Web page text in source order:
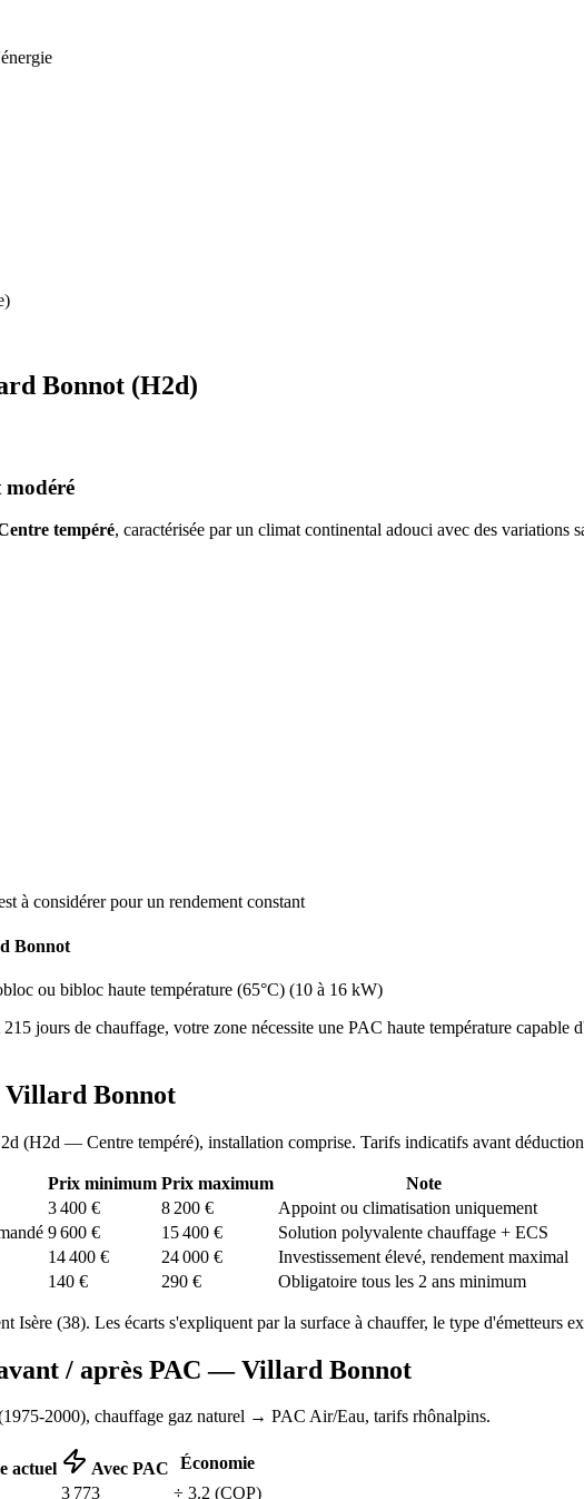
Bonnot (H2d)
modéré
tempéré, caractérisée par un climat continental adouci avec des variations
à considérer pour un rendement constant
Bonnot
ou bibloc haute température (65°C) (10 à 16 kW)
jours de chauffage, votre zone nécessite une PAC haute température
Villard Bonnot
(H2d — Centre tempéré), installation comprise. Tarifs indicatifs avant déduction
Prix minimum Prix maximum
Note
3 400 € 8 200 €
Appoint ou climatisation uniquement
9 600 € 15 400 €
Solution polyvalente chauffage + ECS
14 400 € 24 000 €
Investissement élevé, rendement maximal
140 € 290 € Obligatoire tous les 2 ans minimum
Isère (38). Les écarts s'expliquent par la surface à chauffer, le type d'émetteurs
/ après PAC —Villard Bonnot
1975-2000), chauffage gaz naturel → PAC Air/Eau, tarifs rhônalpins.
actuel Avec PAC
Économie
3 773 ÷ 3.2 (COP)